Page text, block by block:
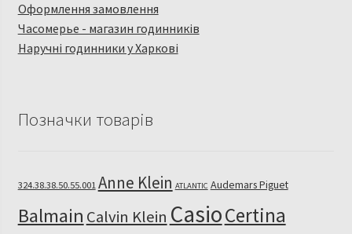
Оформлення замовлення
Часомерье - магазин годинників
Наручні годинники у Харкові
Позначки товарів
324.38.38.50.55.001 Anne Klein ATLANTIC Audemars Piguet
Balmain Calvin Klein CasioCertina